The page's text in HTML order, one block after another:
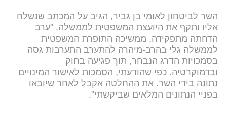
השר לביטחון לאומי בן גביר, הגיב על המכתב שנשלח
אליו ותקף את היועצת המשפטית לממשלה. "ערב
הדחתה מתפקידה, ממשיכה התופרת המשפטית
לממשלה גלי בהרב-מיהרה להתערב התערבות גסה
בסמכויות הדרג הנבחר, תוך פגיעה בחוק
ובדמוקרטיה. כפי שהודעתי, הסמכות לאישור המינויים
נתונה בידי השר. את ההחלטה אקבל לאחר שיובאו
בפניי הנתונים המלאים שביקשתי".